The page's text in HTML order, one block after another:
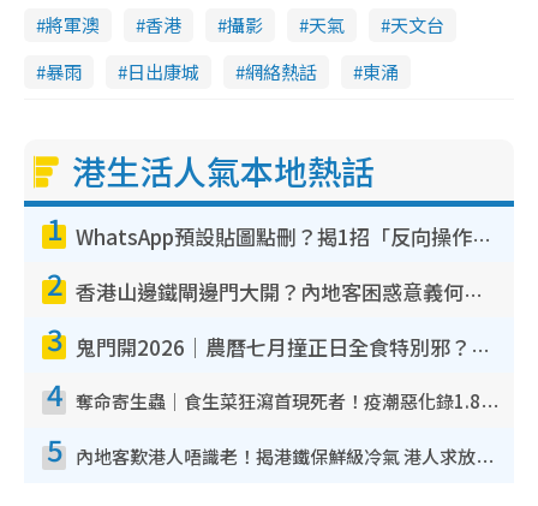
將軍澳 香港 攝影 天氣
天文台
暴雨
日出康城 網絡熱話 東涌
港生活人氣本地熱話
1 WhatsApp預設貼圖點刪？揭1招「反向操作」還原簡潔介面 附3步實測教學
2 香港山邊鐵閘邊門大開？內地客困惑意義何在！網民神回覆：呢種叫法理性防禦
3 鬼門開2026｜農曆七月撞正日全食特別邪？專家警告切忌做一事！揭4大禁忌+2招保平安
4 奪命寄生蟲｜食生菜狂瀉首現死者！疫潮惡化錄1.8萬宗病例 揭洗菜3大謬誤
5 內地客歎港人唔識老！揭港鐵保鮮級冷氣 港人求放過：咪投訴